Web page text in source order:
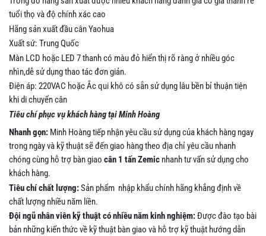
tuổi thọ và độ chính xác cao
Hãng sản xuất đầu cân Yaohua
Xuất sứ: Trung Quốc
Màn LCD hoặc LED 7 thanh có màu đỏ hiển thị rõ ràng ở nhiều góc
nhìn,dễ sử dụng thao tác đơn giản.
Điện áp: 220VAC hoặc Ắc qui khô có sẵn sử dụng lâu bền bỉ thuận tiện
khi di chuyển cân
Tiêu chí phục vụ khách hàng tại Minh Hoàng
Nhanh gọn: Minh Hoàng tiếp nhận yêu cầu sử dụng của khách hàng ngay
trong ngày và kỹ thuật sẽ đến giao hàng theo địa chỉ yêu cầu nhanh
chóng cùng hỗ trợ bàn giao cân 1 tấn Zemic nhanh tư vấn sử dụng cho
khách hàng.
Tiêu chí chất lượng:Sản phẩm nhập khẩu chính hãng khẳng định về
chất lượng nhiều năm liền.
Đội ngũ nhân viên kỹ thuật có nhiều năm kinh nghiệm:Được đào tạo bài
bản những kiến thức về kỹ thuật bàn giao và hỗ trợ kỹ thuật hướng dẫn